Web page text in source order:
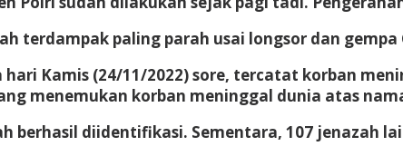
terdampak paling parah usai longsor dan
Kamis (24/11/2022) sore, tercatat korban
menemukan korban meninggal dunia atas
berhasil diidentifikasi. Sementara, 107 jenazah